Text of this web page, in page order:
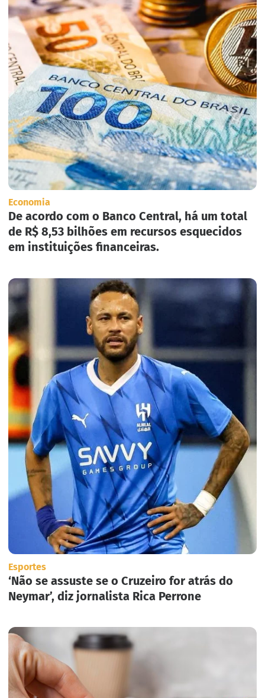
Economia
De acordo com o Banco Central, há um total
de R$ 8,53 bilhões em recursos esquecidos
em instituições financeiras.
Esportes
‘Não se assuste se o Cruzeiro for atrás do
Neymar’, diz jornalista Rica Perrone